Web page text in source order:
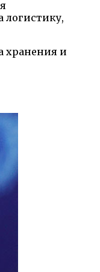
логистику,
хранения и